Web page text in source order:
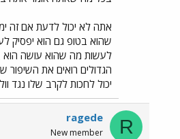
אתה לא יכול לדעת אם זה
שהוא בטופ גם הוא יפסיק
לעשות מה שהוא עושה הוא
הגדולים רואים את
יכול לחכות לקרב שלו נגד
R
ragede
New member